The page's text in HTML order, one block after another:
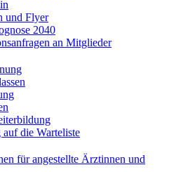
und Flyer
2040
an Mitglieder
die Warteliste
für angestellte Ärztinnen und